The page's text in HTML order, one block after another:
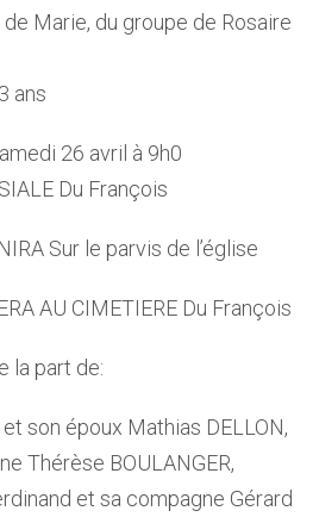
Marie, du groupe de Rosaire
ans
26 avril à 9h0
Du François
Sur le parvis de l’église
AU CIMETIERE Du François
la part de:
son époux Mathias DELLON,
Thérèse BOULANGER,
et sa compagne Gérard